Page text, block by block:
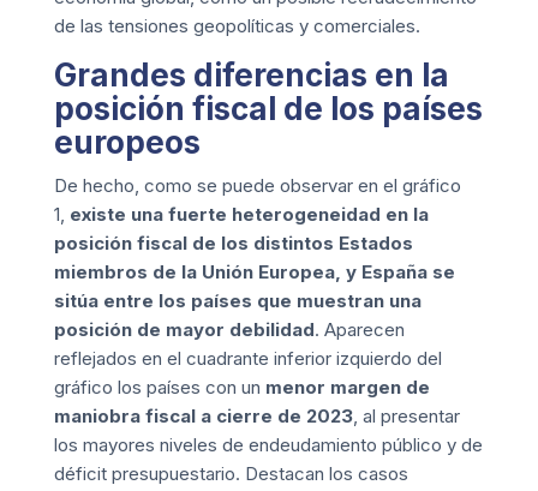
de las tensiones geopolíticas y comerciales.
Grandes diferencias en la
posición fiscal de los países
europeos
De hecho, como se puede observar en el gráfico
1, existe una fuerte heterogeneidad en la
posición fiscal de los distintos Estados
miembros de la Unión Europea, y España se
sitúa entre los países que muestran una
posición de mayor debilidad. Aparecen
reflejados en el cuadrante inferior izquierdo del
gráfico los países con un menor margen de
maniobra fiscal a cierre de 2023, al presentar
los mayores niveles de endeudamiento público y de
déficit presupuestario. Destacan los casos